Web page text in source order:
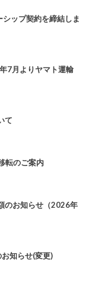
ップ契約を締結しま
7月よりヤマト運輸
て
転のご案内
のお知らせ（2026年
知らせ(変更)